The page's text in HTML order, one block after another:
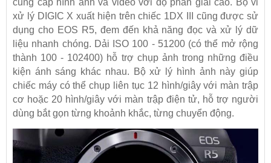
xử lý DIGIC X xuất hiện trên chiếc 1DX III cũng được sử
dụng cho EOS R5, đem đến khả năng đọc và xử lý dữ
liệu nhanh chóng. Dải ISO 100 - 51200 (có thể mở rộng
thành 100 - 102400) hỗ trợ chụp ảnh trong những điều
kiện ánh sáng khác nhau. Bộ xử lý hình ảnh này giúp
chiếc máy có thể chụp liên tục 12 hình/giây với màn trập
cơ hoặc 20 hình/giây với màn trập điện tử, hỗ trợ người
dùng bắt gọn từng khoảnh khắc, từng chuyển động.